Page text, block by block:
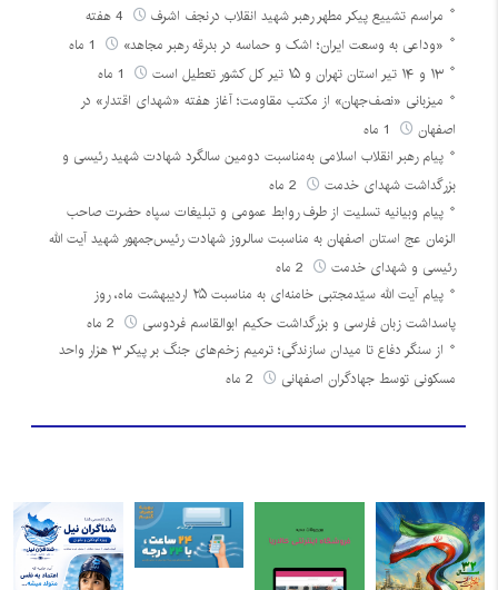
مراسم تشییع پیکر مطهر رهبر شهید انقلاب درنجف اشرف
«وداعی به وسعت ایران؛ اشک و حماسه در بدرقه رهبر مجاهد»
۱۳ و ۱۴ تیر استان تهران و ۱۵ تیر کل کشور تعطیل است
میزبانی «نصف‌جهان» از مکتب مقاومت؛ آغاز هفته «شهدای اقتدار» در
اصفهان
پیام رهبر انقلاب اسلامی به‌مناسبت دومین سالگرد شهادت شهید رئیسی و
بزرگداشت شهدای خدمت
پیام وبیانیه تسلیت از طرف روابط عمومی و تبلیغات سپاه حضرت صاحب
الزمان عج استان اصفهان به مناسبت سالروز شهادت رئیس‌جمهور شهید آیت الله
رئیسی و شهدای خدمت
پیام آیت الله سیّدمجتبی خامنه‌ای به مناسبت ۲۵ اردیبهشت ماه، روز
پاسداشت زبان فارسی و بزرگداشت حکیم ابوالقاسم فردوسی
از سنگر دفاع تا میدان سازندگی؛ ترمیم زخم‌های جنگ بر پیکر ۳ هزار واحد
مسکونی توسط جهادگران اصفهانی